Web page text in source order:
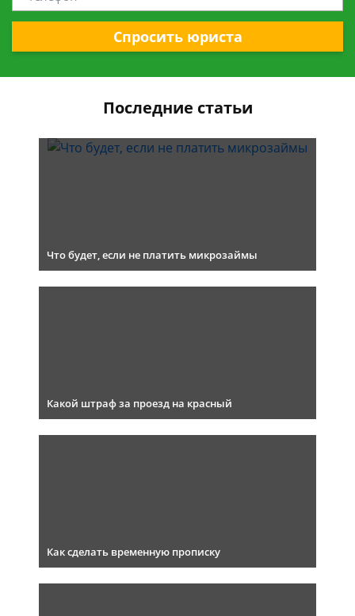
Спросить юриста
Последние статьи
Что будет, если не платить микрозаймы
Какой штраф за проезд на красный
Как сделать временную прописку